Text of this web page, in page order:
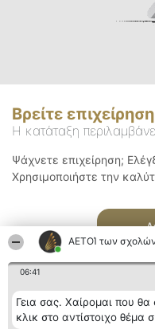
ΑΕΤΟΊ των
06:41
Γεια σας. Χαίρομαι που
κλικ στο αντίστοιχο θέμα
Βρείτε επιχείρηση
Η κατάταξη
Ψάχνετε επιχείρηση;
Χρησιμοποιήστε την